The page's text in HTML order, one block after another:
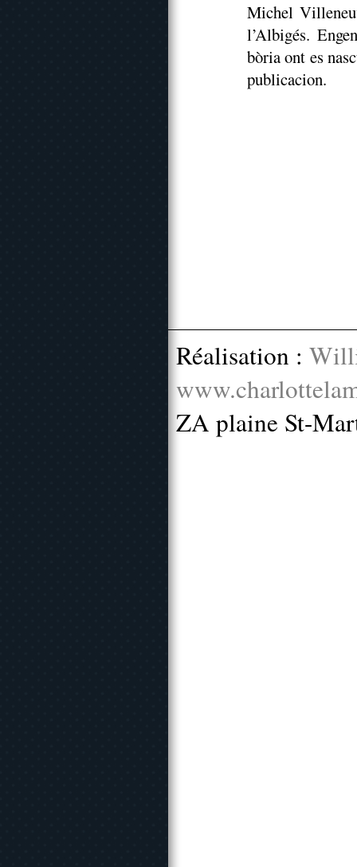
Michel
l’Albigés.
bòria ont es
publicacion.
Réalisation :
ZA plaine St-